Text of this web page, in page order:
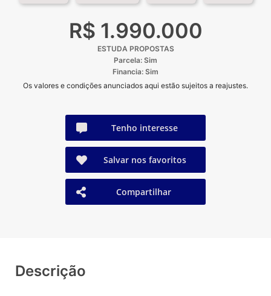
R$ 1.990.000
ESTUDA PROPOSTAS
Parcela: Sim
Financia: Sim
Os valores e condições anunciados aqui estão sujeitos a reajustes.
Tenho interesse
Salvar nos favoritos
Compartilhar
Descrição